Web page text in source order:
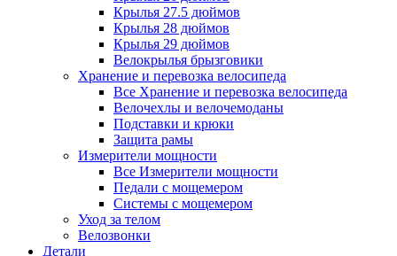
Крылья 27.5 дюймов
Крылья 28 дюймов
Крылья 29 дюймов
Велокрылья брызговики
Хранение и перевозка велосипеда
Все Хранение и перевозка велосипеда
Велочехлы и велочемоданы
Подставки и крюки
Защита рамы
Измерители мощности
Все Измерители мощности
Педали с мощемером
Системы с мощемером
Уход за телом
Велозвонки
Детали